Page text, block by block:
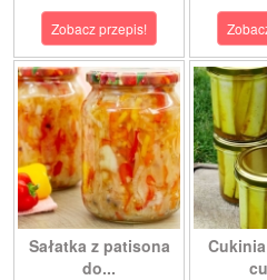
Zobacz przepis!
Sałatka z patisona
do...